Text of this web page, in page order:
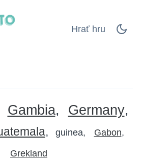
Hrať hru
Gambia
Germany
guinea Gabon
Grekland